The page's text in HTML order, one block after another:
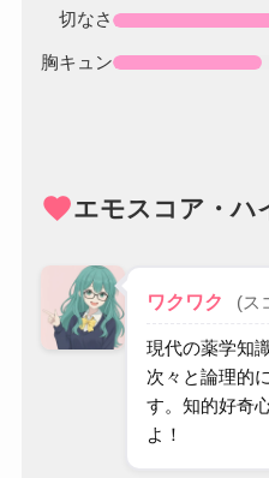
切なさ
胸キュン
favoriteエモスコア・ハ
ワクワク (ス
現代の薬学知
次々と論理的
す。知的好奇
よ！